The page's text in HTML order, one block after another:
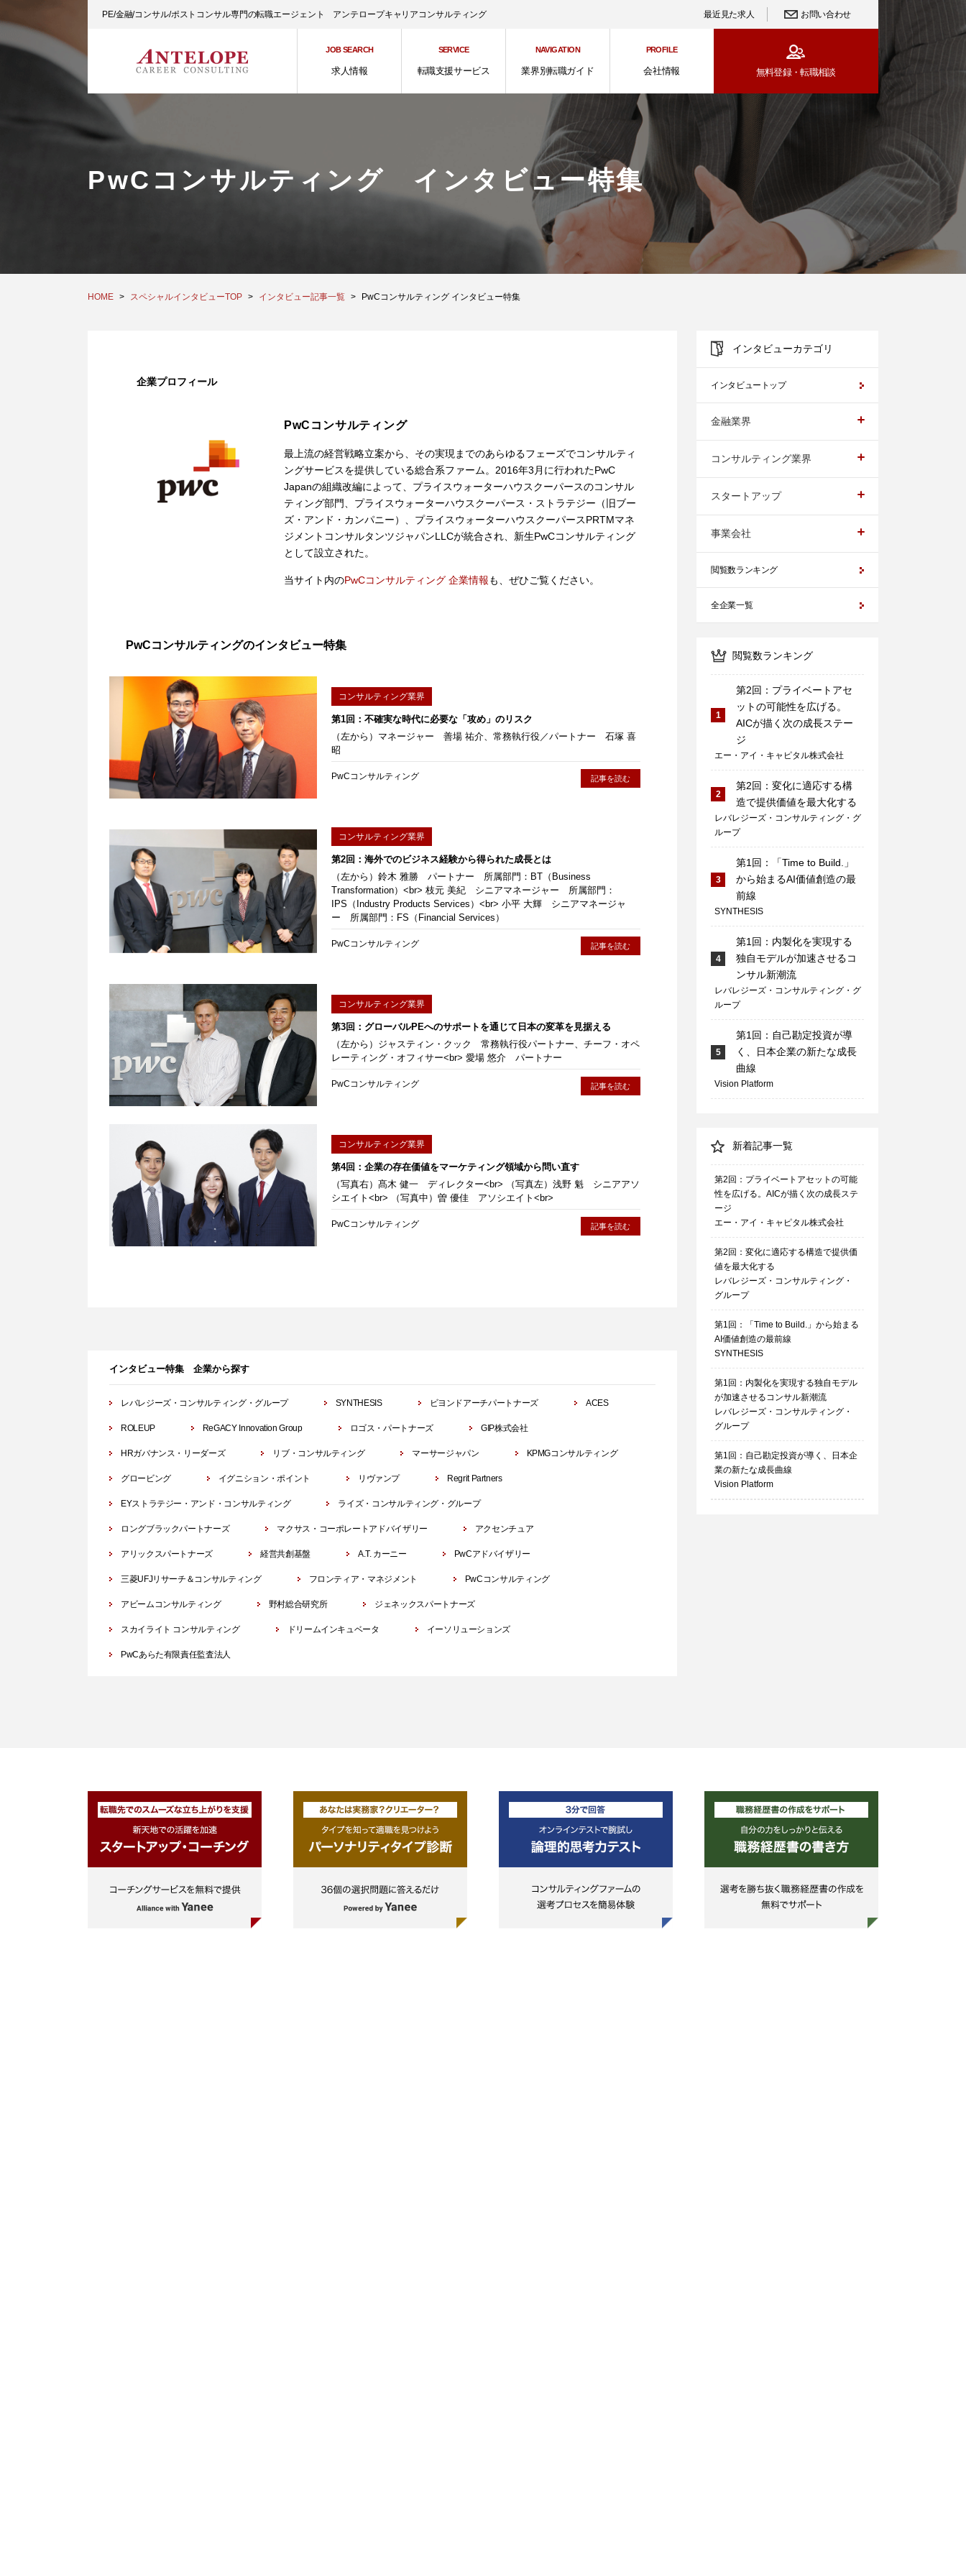
PE/金融/コンサル/ポストコンサル専門の転職エージェント アンテロープキャリアコンサルティング 最近見た求人 お問い合わせ
JOB SEARCH
求人情報
SERVICE
転職支援サービス
NAVIGATION
業界別転職ガイド
PROFILE
会社情報 無料登録・転職相談
PwCコンサルティング インタビュー特集
HOME スペシャルインタビューTOP インタビュー記事一覧 PwCコンサルティング インタビュー特集
企業プロフィール
PwCコンサルティング
最上流の経営戦略立案から、その実現までのあらゆるフェーズでコンサルティ
ングサービスを提供している総合系ファーム。2016年3月に行われたPwC
Japanの組織改編によって、プライスウォーターハウスクーパースのコンサル
ティング部門、プライスウォーターハウスクーパース・ストラテジー（旧ブー
ズ・アンド・カンパニー）、プライスウォーターハウスクーパースPRTMマネ
ジメントコンサルタンツジャパンLLCが統合され、新生PwCコンサルティング
として設立された。
当サイト内のPwCコンサルティング 企業情報も、ぜひご覧ください。
PwCコンサルティングのインタビュー特集
コンサルティング業界
第1回：不確実な時代に必要な「攻め」のリスク
（左から）マネージャー 善場 祐介、常務執行役／パートナー 石塚 喜
昭
PwCコンサルティング 記事を読む
コンサルティング業界
第2回：海外でのビジネス経験から得られた成長とは
（左から）鈴木 雅勝 パートナー 所属部門：BT（Business
Transformation）<br> 枝元 美紀 シニアマネージャー 所属部門：
IPS（Industry Products Services）<br> 小平 大輝 シニアマネージャ
ー 所属部門：FS（Financial Services）
PwCコンサルティング 記事を読む
コンサルティング業界
第3回：グローバルPEへのサポートを通じて日本の変革を見据える
（左から）ジャスティン・クック 常務執行役パートナー、チーフ・オペ
レーティング・オフィサー<br> 愛場 悠介 パートナー
PwCコンサルティング 記事を読む
コンサルティング業界
第4回：企業の存在価値をマーケティング領域から問い直す
（写真右）髙木 健一 ディレクター<br> （写真左）浅野 魁 シニアアソ
シエイト<br> （写真中）曽 優佳 アソシエイト<br>
PwCコンサルティング 記事を読む
インタビュー特集 企業から探す
レバレジーズ・コンサルティング・グループ SYNTHESIS ビヨンドアーチパートナーズ ACES
ROLEUP ReGACY Innovation Group ロゴス・パートナーズ GIP株式会社
HRガバナンス・リーダーズ リブ・コンサルティング マーサージャパン KPMGコンサルティング
グロービング イグニション・ポイント リヴァンプ Regrit Partners
EYストラテジー・アンド・コンサルティング ライズ・コンサルティング・グループ
ロングブラックパートナーズ マクサス・コーポレートアドバイザリー アクセンチュア
アリックスパートナーズ 経営共創基盤 A.T. カーニー PwCアドバイザリー
三菱UFJリサーチ＆コンサルティング フロンティア・マネジメント PwCコンサルティング
アビームコンサルティング 野村総合研究所 ジェネックスパートナーズ
スカイライト コンサルティング ドリームインキュベータ イーソリューションズ
PwCあらた有限責任監査法人
インタビューカテゴリ
インタビュートップ
金融業界
コンサルティング業界
スタートアップ
事業会社
閲覧数ランキング
全企業一覧
閲覧数ランキング
1
第2回：プライベートアセ
ットの可能性を広げる。
AICが描く次の成長ステー
ジ
エー・アイ・キャピタル株式会社
2
第2回：変化に適応する構
造で提供価値を最大化する
レバレジーズ・コンサルティング・グ
ループ
3
第1回：「Time to Build.」
から始まるAI価値創造の最
前線
SYNTHESIS
4
第1回：内製化を実現する
独自モデルが加速させるコ
ンサル新潮流
レバレジーズ・コンサルティング・グ
ループ
5
第1回：自己勘定投資が導
く、日本企業の新たな成長
曲線
Vision Platform
新着記事一覧
第2回：プライベートアセットの可能
性を広げる。AICが描く次の成長ステ
ージ
エー・アイ・キャピタル株式会社
第2回：変化に適応する構造で提供価
値を最大化する
レバレジーズ・コンサルティング・
グループ
第1回：「Time to Build.」から始まる
AI価値創造の最前線
SYNTHESIS
第1回：内製化を実現する独自モデル
が加速させるコンサル新潮流
レバレジーズ・コンサルティング・
グループ
第1回：自己勘定投資が導く、日本企
業の新たな成長曲線
Vision Platform